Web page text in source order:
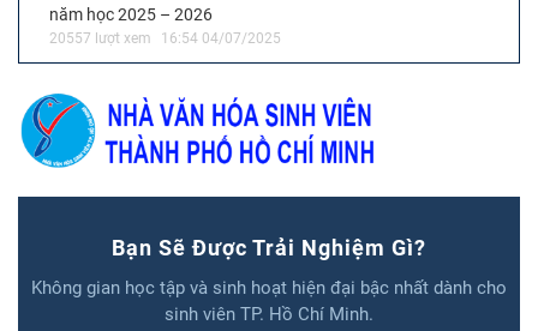
năm học 2025 – 2026
20557 lượt xem 16:54 04/07/2025
Bạn Sẽ Được Trải Nghiệm Gì?
Không gian học tập và sinh hoạt hiện đại bậc nhất dành cho
sinh viên TP. Hồ Chí Minh.